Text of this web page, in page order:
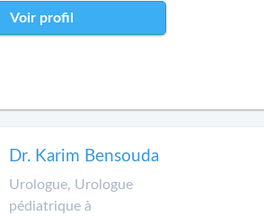
Voir profil
Dr. Karim Bensouda
Urologue, Urologue
pédiatrique à